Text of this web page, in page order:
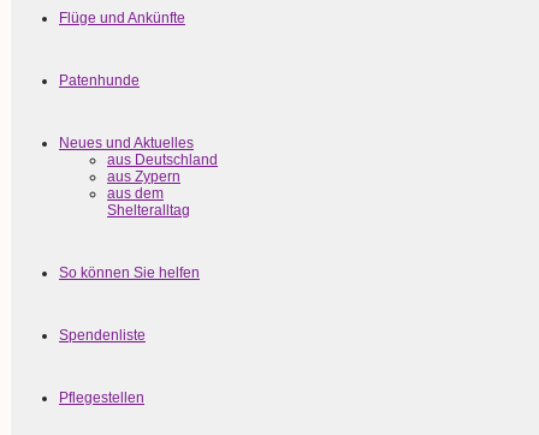
Flüge und Ankünfte
Patenhunde
Neues und Aktuelles
aus Deutschland
aus Zypern
aus dem
Shelteralltag
So können Sie helfen
Spendenliste
Pflegestellen